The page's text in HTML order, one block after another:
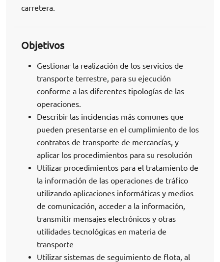
carretera.
Objetivos
Gestionar la realización de los servicios de
transporte terrestre, para su ejecución
conforme a las diferentes tipologías de las
operaciones.
Describir las incidencias más comunes que
pueden presentarse en el cumplimiento de los
contratos de transporte de mercancías, y
aplicar los procedimientos para su resolución
Utilizar procedimientos para el tratamiento de
la información de las operaciones de tráfico
utilizando aplicaciones informáticas y medios
de comunicación, acceder a la información,
transmitir mensajes electrónicos y otras
utilidades tecnológicas en materia de
transporte
Utilizar sistemas de seguimiento de flota, al